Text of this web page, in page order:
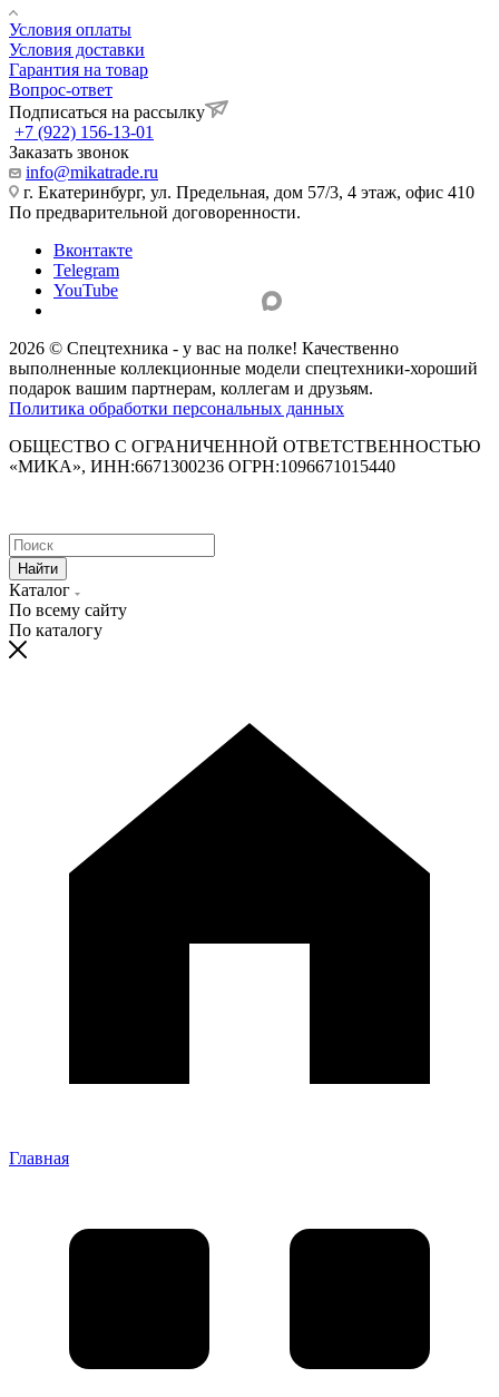
Условия оплаты
Условия доставки
Гарантия на товар
Вопрос-ответ
Подписаться на рассылку
+7 (922) 156-13-01
Заказать звонок
info@mikatrade.ru
г. Екатеринбург, ул. Предельная, дом 57/3, 4 этаж, офис 410
По предварительной договоренности.
Вконтакте
Telegram
YouTube
2026 © Спецтехника - у вас на полке! Качественно
выполненные коллекционные модели спецтехники-хороший
подарок вашим партнерам, коллегам и друзьям.
Политика обработки персональных данных
ОБЩЕСТВО С ОГРАНИЧЕННОЙ ОТВЕТСТВЕННОСТЬЮ
«МИКА», ИНН:6671300236 ОГРН:1096671015440
Найти
Каталог
По всему сайту
По каталогу
Главная